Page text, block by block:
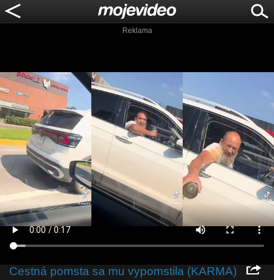
Reklama
Cestná pomsta sa mu vypomstila (KARMA)